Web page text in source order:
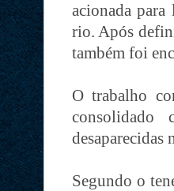
acionada
rio. Após
também foi
O trabalho
consolidado
desaparecidas
Segundo o